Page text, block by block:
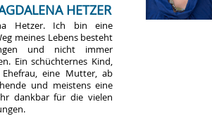
HETZER
Hetzer. Ich bin eine
meines Lebens besteht
und nicht immer
Ein schüchternes Kind,
eine Mutter, ab
und meistens eine
dankbar für die vielen